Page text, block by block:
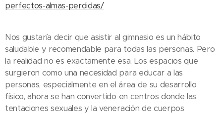
perfectos-almas-perdidas/
Nos gustaría decir que asistir al gimnasio es un hábito
saludable y recomendable para todas las personas. Pero
la realidad no es exactamente esa. Los espacios que
surgieron como una necesidad para educar a las
personas, especialmente en el área de su desarrollo
físico, ahora se han convertido en centros donde las
tentaciones sexuales y la veneración de cuerpos